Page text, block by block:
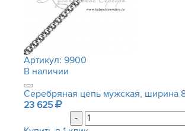
Артикул: 9900
В наличии
Серебряная цепь мужская, ширина
23 625
-